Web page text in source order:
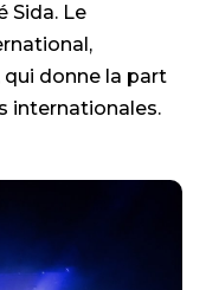
Sida. Le
donne la part
internationales.